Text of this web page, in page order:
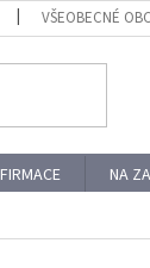
VŠEOBECNÉ
NA